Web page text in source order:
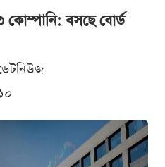
কোম্পানি: বসছে বোর্ড